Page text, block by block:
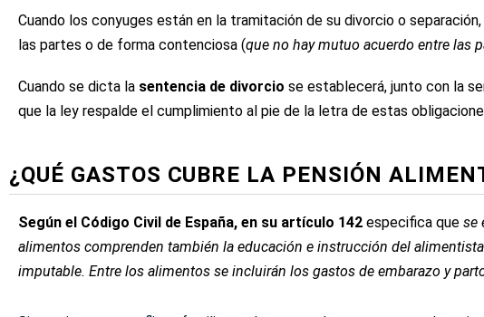
Cuando los conyuges están en la tramitación de su divorcio o separación,
las partes o de forma contenciosa (que no hay mutuo acuerdo entre las
Cuando se dicta la sentencia de divorcio se establecerá, junto con la
que la ley respalde el cumplimiento al pie de la letra de estas
¿QUÉ GASTOS CUBRE LA PENSIÓN
Según el Código Civil de España, en su artículo 142especifica que se
alimentos comprenden también la educación e instrucción del
imputable. Entre los alimentos se incluirán los gastos de embarazo y